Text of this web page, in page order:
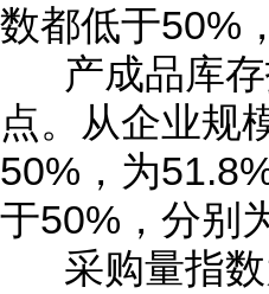
数都低于50%
产成品库存
点。从企业规
50%，为
于50%，分别
采购量指数